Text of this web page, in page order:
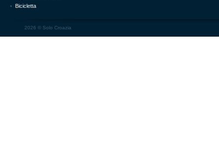
Bicicletta
2026 © Solo Croazia